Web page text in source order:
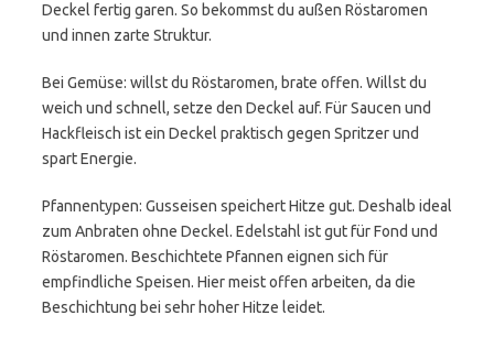
Deckel fertig garen. So bekommst du außen Röstaromen
und innen zarte Struktur.
Bei Gemüse: willst du Röstaromen, brate offen. Willst du
weich und schnell, setze den Deckel auf. Für Saucen und
Hackfleisch ist ein Deckel praktisch gegen Spritzer und
spart Energie.
Pfannentypen: Gusseisen speichert Hitze gut. Deshalb ideal
zum Anbraten ohne Deckel. Edelstahl ist gut für Fond und
Röstaromen. Beschichtete Pfannen eignen sich für
empfindliche Speisen. Hier meist offen arbeiten, da die
Beschichtung bei sehr hoher Hitze leidet.